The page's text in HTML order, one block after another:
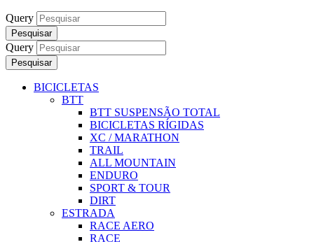
Query
Pesquisar
Query
Pesquisar
BICICLETAS
BTT
BTT SUSPENSÃO TOTAL
BICICLETAS RÍGIDAS
XC / MARATHON
TRAIL
ALL MOUNTAIN
ENDURO
SPORT & TOUR
DIRT
ESTRADA
RACE AERO
RACE